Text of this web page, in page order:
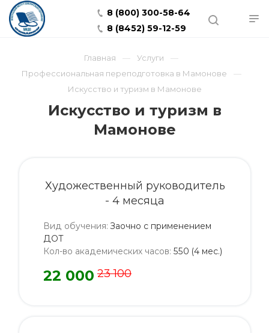
8 (800) 300-58-64
8 (8452) 59-12-59
Главная
Услуги
Профессиональная переподготовка в Мамонове
Искусство и туризм в Мамонове
Искусство и туризм в
Мамонове
Художественный руководитель
- 4 месяца
Вид обучения: Заочно с применением
ДОТ
Кол-во академических часов: 550 (4 мес.)
22 000 23 100